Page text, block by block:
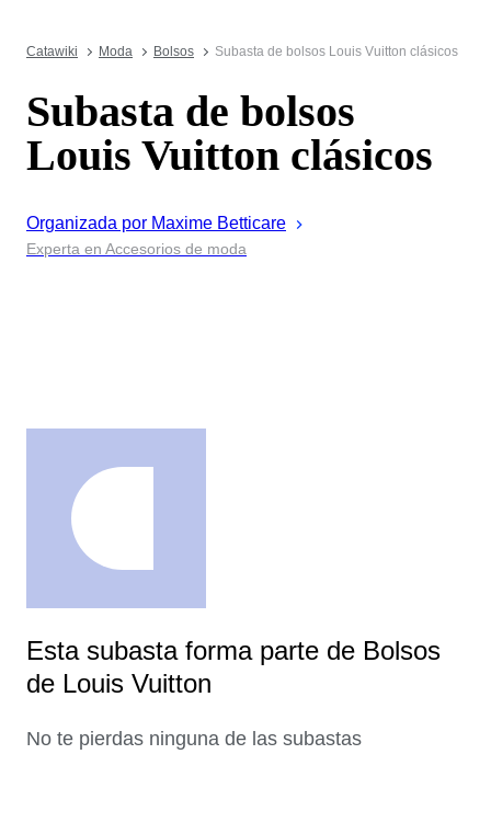
Catawiki Moda Bolsos Subasta de bolsos Louis Vuitton clásicos
Subasta de bolsos
Louis Vuitton clásicos
Organizada por Maxime Betticare
Experta en Accesorios de moda
Esta subasta forma parte de Bolsos
de Louis Vuitton
No te pierdas ninguna de las subastas